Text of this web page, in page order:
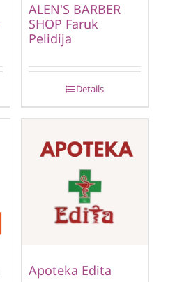
ALEN'S BARBER
SHOP Faruk
Pelidija
Details
Apoteka Edita